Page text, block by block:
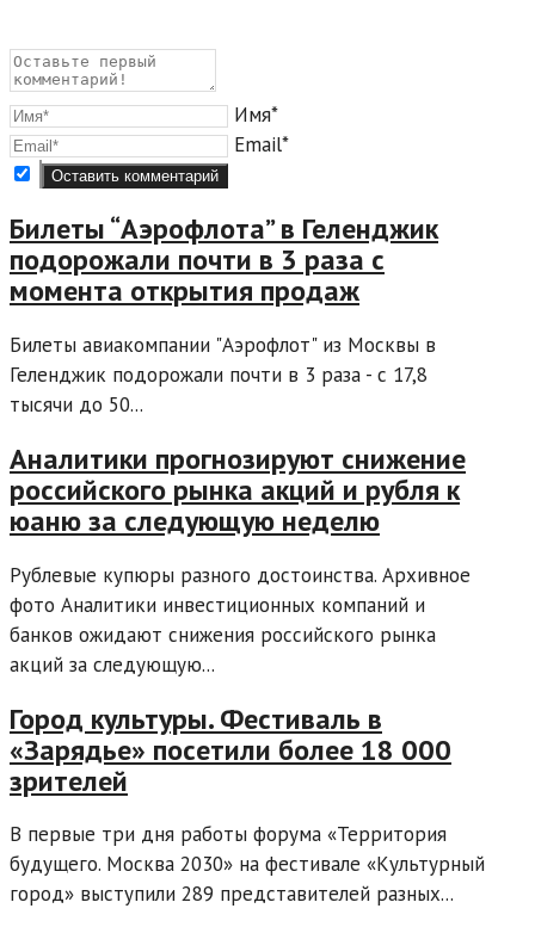
Имя*
Email*
Билеты “Аэрофлота” в Геленджик
подорожали почти в 3 раза с
момента открытия продаж
Билеты авиакомпании "Аэрофлот" из Москвы в
Геленджик подорожали почти в 3 раза - с 17,8
тысячи до 50...
Аналитики прогнозируют снижение
российского рынка акций и рубля к
юаню за следующую неделю
Рублевые купюры разного достоинства. Архивное
фото Аналитики инвестиционных компаний и
банков ожидают снижения российского рынка
акций за следующую...
Город культуры. Фестиваль в
«Зарядье» посетили более 18 000
зрителей
В первые три дня работы форума «Территория
будущего. Москва 2030» на фестивале «Культурный
город» выступили 289 представителей разных...